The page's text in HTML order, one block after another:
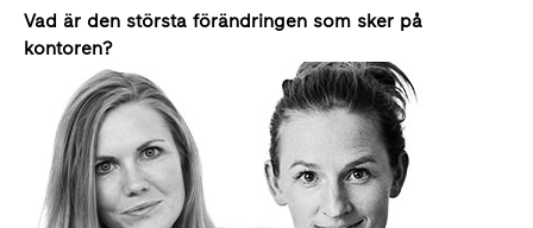
Vad är den största förändringen som sker på
kontoren?